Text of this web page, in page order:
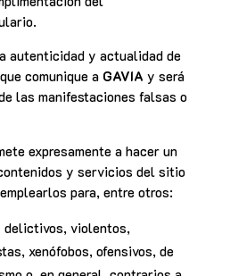
autenticidad y actualidad de
comunique a GAVIA y será
las manifestaciones falsas o
expresamente a hacer un
y servicios del sitio
para, entre otros:
delictivos, violentos,
xenófobos, ofensivos, de